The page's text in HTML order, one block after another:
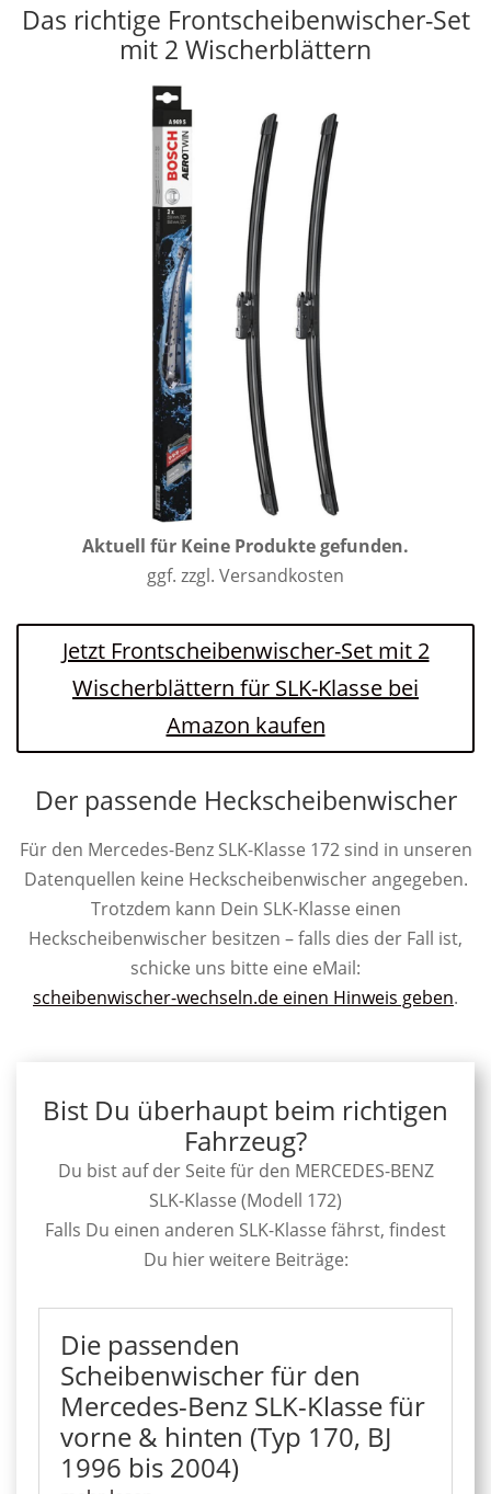
Das richtige Frontscheibenwischer-Set
mit 2 Wischerblättern
Aktuell für Keine Produkte gefunden.
ggf. zzgl. Versandkosten
Jetzt Frontscheibenwischer-Set mit 2
Wischerblättern für SLK-Klasse bei
Amazon kaufen
Der passende Heckscheibenwischer
Für den Mercedes-Benz SLK-Klasse 172 sind in unseren
Datenquellen keine Heckscheibenwischer angegeben.
Trotzdem kann Dein SLK-Klasse einen
Heckscheibenwischer besitzen – falls dies der Fall ist,
schicke uns bitte eine eMail:
scheibenwischer-wechseln.de einen Hinweis geben.
Bist Du überhaupt beim richtigen
Fahrzeug?
Du bist auf der Seite für den MERCEDES-BENZ
SLK-Klasse (Modell 172)
Falls Du einen anderen SLK-Klasse fährst, findest
Du hier weitere Beiträge:
Die passenden
Scheibenwischer für den
Mercedes-Benz SLK-Klasse für
vorne & hinten (Typ 170, BJ
1996 bis 2004)